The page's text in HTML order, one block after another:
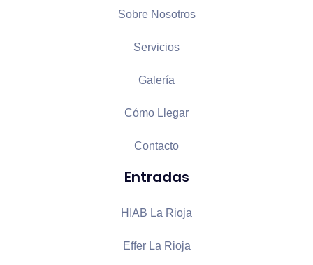
Sobre Nosotros
Servicios
Galería
Cómo Llegar
Contacto
Entradas
HIAB La Rioja
Effer La Rioja